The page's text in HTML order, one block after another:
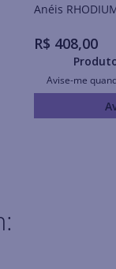
Anéis
R$ 408,00
Avise-me